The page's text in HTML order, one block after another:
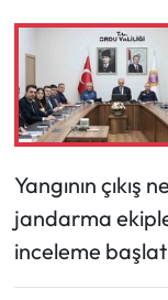
Yangının
jandarma
inceleme